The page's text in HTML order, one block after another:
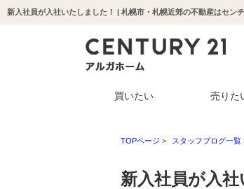
新入社員が入社いたしました！ | 札幌市・札幌近郊の不動産はセン
買いたい 売りた
TOPページ > スタッフブログ一覧
新入社員が入